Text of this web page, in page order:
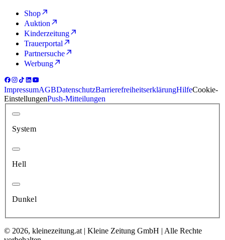
Shop
Auktion
Kinderzeitung
Trauerportal
Partnersuche
Werbung
ImpressumAGBDatenschutzBarrierefreiheitserklärungHilfeCookie-
EinstellungenPush-Mitteilungen
System
Hell
Dunkel
© 2026, kleinezeitung.at | Kleine Zeitung GmbH | Alle Rechte